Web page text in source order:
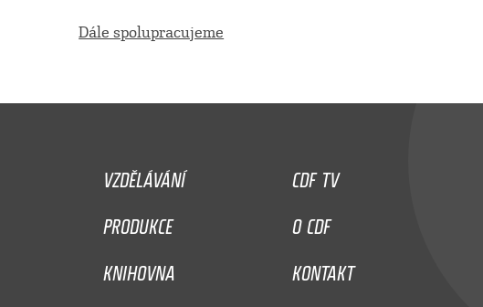
Dále spolupracujeme
VZDĚLÁVÁNÍ
CDF TV
PRODUKCE
O CDF
KNIHOVNA
KONTAKT